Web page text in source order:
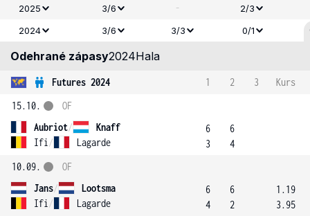
2025
3/6 -
2/3
2024
3/6 3/3 0/1
Odehrané zápasy2024Hala
Futures 2024 1 2 3
Kurs
15.10.
Aubriot/
Knaff
Ifi / Lagarde
OF
6
3
6
4
10.09.
Jans/
Lootsma
Ifi / Lagarde
OF
6
4
6
2
1.19
3.95